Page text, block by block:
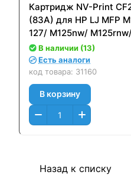
Картридж NV-Print
(83A) для HP LJ MFP
127/ M125nw/ M125rnw/
M127fw/ M125a/ M125r/
M125ra (1500стр.) NV-
CF283A
В наличии (13)
Есть аналоги
код товара: 31160
В корзину
Назад к списку